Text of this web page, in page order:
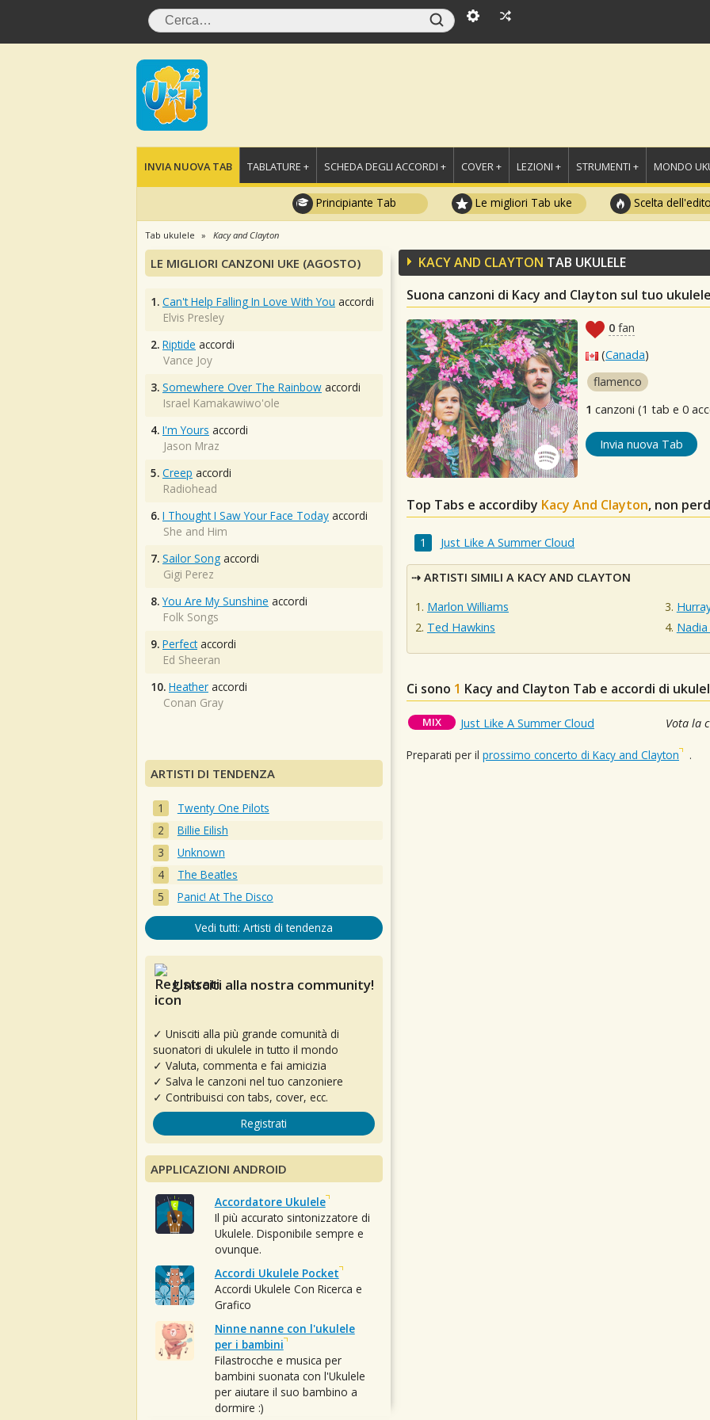
INVIA NUOVA TAB TABLATURE + SCHEDA DEGLI ACCORDI + COVER + LEZIONI + STRUMENTI + MONDO
Principiante Tab Le migliori Tab uke Scelta
Tab ukulele Kacy and Clayton
KACY AND CLAYTON TAB UKULELE
Suona canzoni di Kacy and Clayton sul tuo ukulele
0 fan
(Canada)
flamenco
1 canzoni (1 tab e 0
Invia nuova Tab
Top Tabs e accordiby Kacy And Clayton, non
Just Like A Summer Cloud
ARTISTI SIMILI A KACY AND CLAYTON
Marlon Williams
Ted Hawkins
Nadia
Ci sono 1 Kacy and Clayton Tab e accordi di
MIX Just Like A Summer Cloud Vota la
Preparati per il prossimo concerto di Kacy and Clayton .
LE MIGLIORI CANZONI UKE (AGOSTO)
1. Can't Help Falling In Love With You accordi
Elvis Presley
2. Riptide accordi
Vance Joy
3. Somewhere Over The Rainbow accordi
Israel Kamakawiwo'ole
4. I'm Yours accordi
Jason Mraz
5. Creep accordi
Radiohead
6. I Thought I Saw Your Face Today accordi
She and Him
7. Sailor Song accordi
Gigi Perez
8. You Are My Sunshine accordi
Folk Songs
9. Perfectaccordi
Ed Sheeran
10. Heather accordi
Conan Gray
ARTISTI DI TENDENZA
Twenty One Pilots
Billie Eilish
Unknown
The Beatles
Panic! At The Disco
Vedi tutti: Artisti di tendenza
Unisciti alla nostra community!
✓ Unisciti alla più grande comunità di
suonatori di ukulele in tutto il mondo
✓ Valuta, commenta e fai amicizia
✓ Salva le canzoni nel tuo canzoniere
✓ Contribuisci con tabs, cover, ecc.
Registrati
APPLICAZIONI ANDROID
Accordatore Ukulele
Il più accurato sintonizzatore di
Ukulele. Disponibile sempre e
ovunque.
Accordi Ukulele Pocket
Accordi Ukulele Con Ricerca e
Grafico
Ninne nanne con l'ukulele
per i bambini
Filastrocche e musica per
bambini suonata con l'Ukulele
per aiutare il suo bambino a
dormire :)